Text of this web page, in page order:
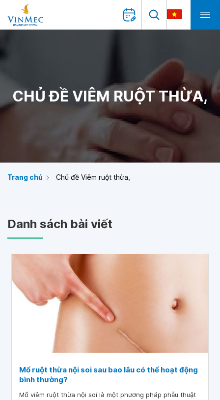
CHỦ ĐỀ VIÊM RUỘT THỪA,
Trang chủ Chủ đề Viêm ruột thừa,
Danh sách bài viết
Mổ ruột thừa nội soi sau bao lâu có thể hoạt động
bình thường?
Mổ viêm ruột thừa nội soi là một phương pháp phẫu thuật